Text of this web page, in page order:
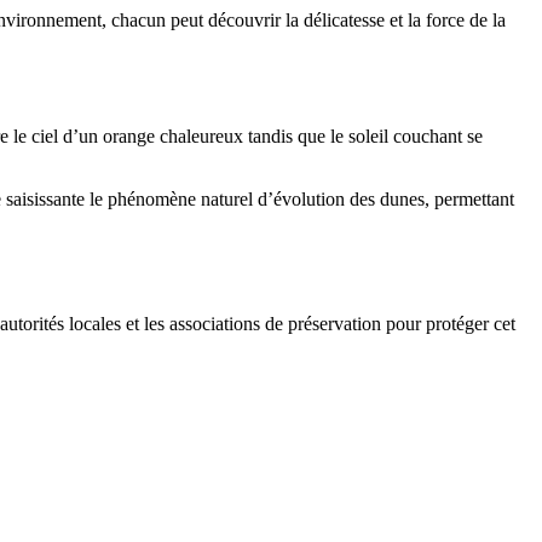
chacun peut découvrir la délicatesse et la force de la
ciel d’un orange chaleureux tandis que le soleil couchant se
le phénomène naturel d’évolution des dunes, permettant
locales et les associations de préservation pour protéger cet